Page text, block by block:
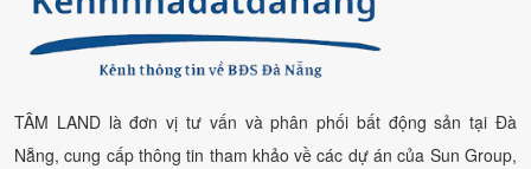
TÂM LAND là đơn vị tư vấn và phân phối bất động sản tại Đà
Nẵng, cung cấp thông tin tham khảo về các dự án của Sun Group,